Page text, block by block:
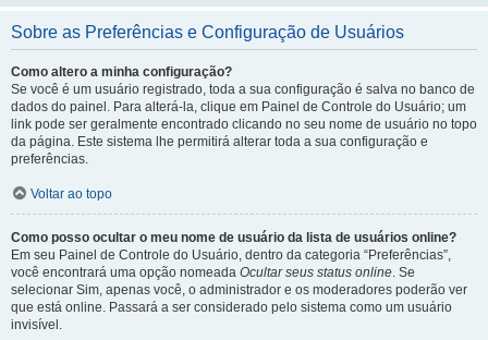
Sobre as Preferências e Configuração de Usuários
Como altero a minha configuração?
Se você é um usuário registrado, toda a sua configuração é salva no banco de
dados do painel. Para alterá-la, clique em Painel de Controle do Usuário; um
link pode ser geralmente encontrado clicando no seu nome de usuário no topo
da página. Este sistema lhe permitirá alterar toda a sua configuração e
preferências.
Voltar ao topo
Como posso ocultar o meu nome de usuário da lista de usuários online?
Em seu Painel de Controle do Usuário, dentro da categoria “Preferências”,
você encontrará uma opção nomeada Ocultar seus status online. Se
selecionar Sim, apenas você, o administrador e os moderadores poderão ver
que está online. Passará a ser considerado pelo sistema como um usuário
invisível.